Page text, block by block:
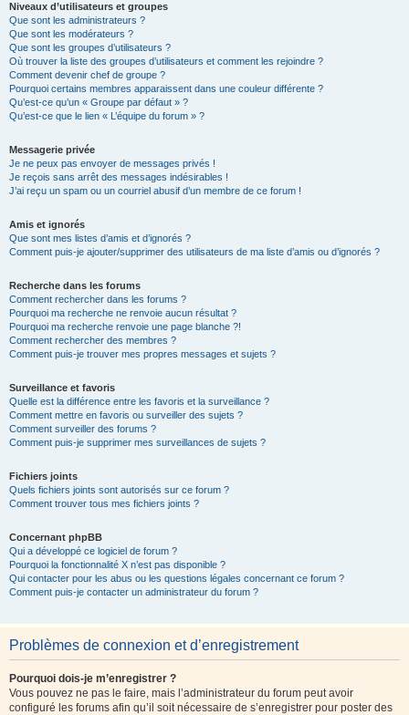
Niveaux d’utilisateurs et groupes
Que sont les administrateurs ?
Que sont les modérateurs ?
Que sont les groupes d’utilisateurs ?
Où trouver la liste des groupes d’utilisateurs et comment les rejoindre ?
Comment devenir chef de groupe ?
Pourquoi certains membres apparaissent dans une couleur différente ?
Qu’est-ce qu’un « Groupe par défaut » ?
Qu’est-ce que le lien « L’équipe du forum » ?
Messagerie privée
Je ne peux pas envoyer de messages privés !
Je reçois sans arrêt des messages indésirables !
J’ai reçu un spam ou un courriel abusif d’un membre de ce forum !
Amis et ignorés
Que sont mes listes d’amis et d’ignorés ?
Comment puis-je ajouter/supprimer des utilisateurs de ma liste d’amis ou d’ignorés ?
Recherche dans les forums
Comment rechercher dans les forums ?
Pourquoi ma recherche ne renvoie aucun résultat ?
Pourquoi ma recherche renvoie une page blanche ?!
Comment rechercher des membres ?
Comment puis-je trouver mes propres messages et sujets ?
Surveillance et favoris
Quelle est la différence entre les favoris et la surveillance ?
Comment mettre en favoris ou surveiller des sujets ?
Comment surveiller des forums ?
Comment puis-je supprimer mes surveillances de sujets ?
Fichiers joints
Quels fichiers joints sont autorisés sur ce forum ?
Comment trouver tous mes fichiers joints ?
Concernant phpBB
Qui a développé ce logiciel de forum ?
Pourquoi la fonctionnalité X n’est pas disponible ?
Qui contacter pour les abus ou les questions légales concernant ce forum ?
Comment puis-je contacter un administrateur du forum ?
Problèmes de connexion et d’enregistrement
Pourquoi dois-je m’enregistrer ?
Vous pouvez ne pas le faire, mais l’administrateur du forum peut avoir
configuré les forums afin qu’il soit nécessaire de s’enregistrer pour poster des